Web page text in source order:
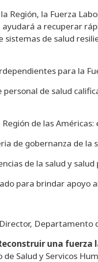
Región, la Fuerza
a recuperar
de salud
para la
de salud
de las
de gobernanza de la
de la salud y
para brindar apoyo
Departamento
una
Salud y Servicos